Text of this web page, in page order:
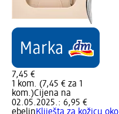
7,45 €
1 kom. (7,45 € za 1
kom.)Cijena na
02.05.2025.: 6,95 €